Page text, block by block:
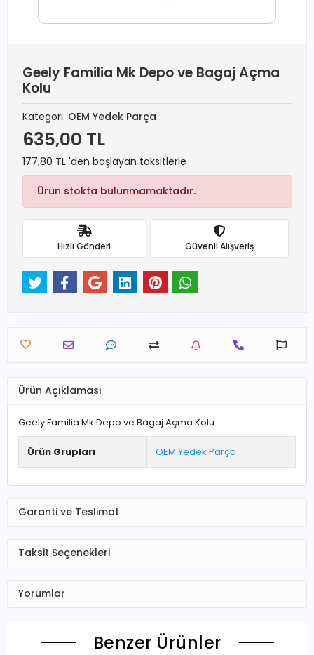
Geely Familia Mk Depo ve Bagaj Açma
Kolu
Kategori: OEM Yedek Parça
635,00 TL
177,80 TL 'den başlayan taksitlerle
Ürün stokta bulunmamaktadır.
Hızlı Gönderi Güvenli Alışveriş
Ürün Açıklaması
Geely Familia Mk Depo ve Bagaj Açma Kolu
Ürün Grupları OEM Yedek Parça
Garanti ve Teslimat
Taksit Seçenekleri
Yorumlar
Benzer Ürünler